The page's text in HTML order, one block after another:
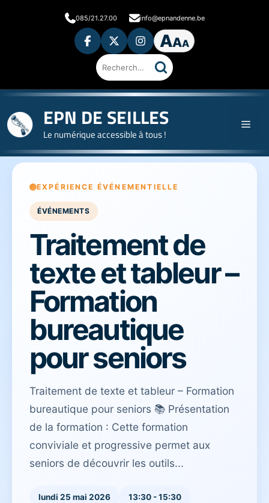
085/21.27.00 info@epnandenne.be
AAA
Ouvrir
les
Rechercher
sur
le
EPN DE SEILLES
Le numérique accessible à tous !
EXPÉRIENCE ÉVÉNEMENTIELLE
ÉVÉNEMENTS
Traitement de
texte et tableur –
Formation
bureautique
pour seniors
Traitement de texte et tableur – Formation
bureautique pour seniors 📚 Présentation
de la formation : Cette formation
conviviale et progressive permet aux
seniors de découvrir les outils...
lundi 25 mai 2026 13:30 - 15:30